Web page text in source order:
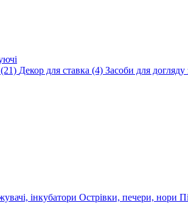
(21) Декор для ставка (4) Засоби для догляду
інкубатори Острівки, печери, нори